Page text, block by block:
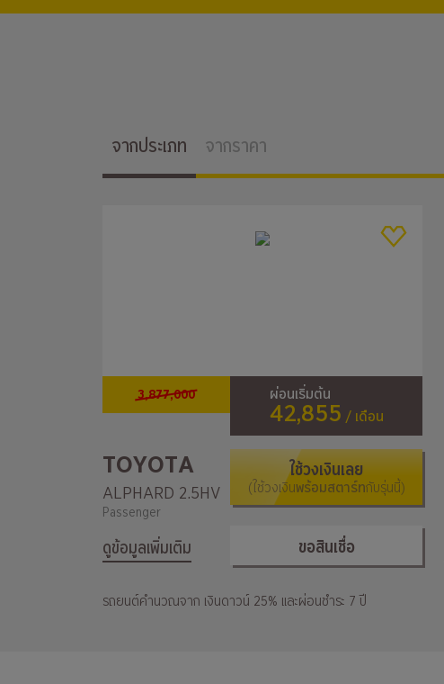
จากประเภท จากราคา
3,877,000 ผ่อนเริ่มต้น
42,855 / เดือน
TOYOTA
ALPHARD 2.5HV
Passenger
ดูข้อมูลเพิ่มเติม
ใช้วงเงินเลย
(ใช้วงเงินพร้อมสตาร์ทกับรุ่นนี้)
ขอสินเชื่อ
รถยนต์คำนวณจาก เงินดาวน์ 25% และผ่อนชำระ 7 ปี